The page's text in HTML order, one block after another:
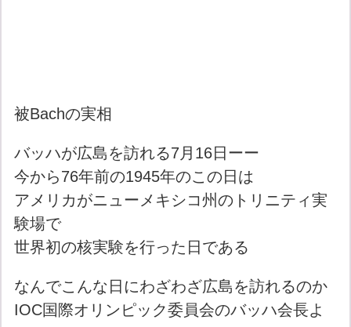
被Bachの実相
バッハが広島を訪れる7月16日ーー
今から76年前の1945年のこの日は
アメリカがニューメキシコ州のトリニティ実
験場で
世界初の核実験を行った日である
なんでこんな日にわざわざ広島を訪れるのか
IOC国際オリンピック委員会のバッハ会長よ